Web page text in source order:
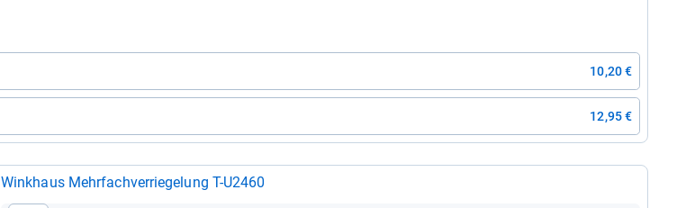
10,20 €
12,95 €
Wink­haus Mehr­fach­ver­rie­ge­lung T-​U2460